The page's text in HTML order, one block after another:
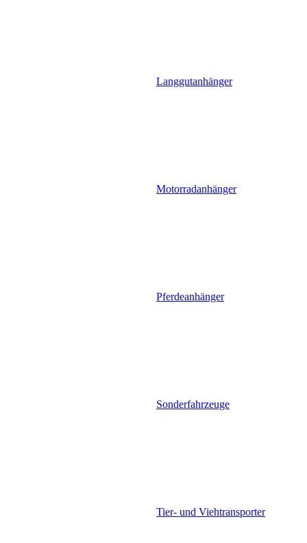
Langgutanhänger
Motorradanhänger
Pferdeanhänger
Sonderfahrzeuge
Tier- und Viehtransporter